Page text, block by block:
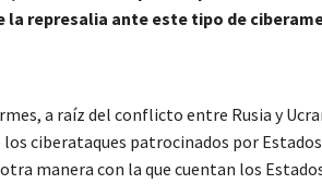
la represalia ante este tipo de
a raíz del conflicto entre Rusia y
ciberataques patrocinados por
manera con la que cuentan los